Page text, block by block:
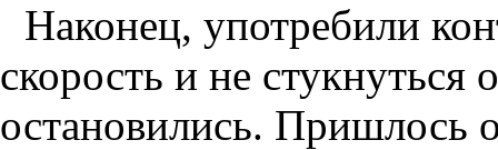
Наконец, употребили
скорость и не стукнуться
остановились. Пришлось